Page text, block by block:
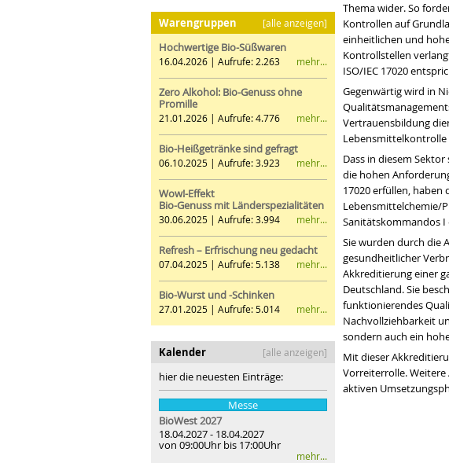
Warengruppen [alle anzeigen]
Hochwertige Bio-Süßwaren
16.04.2026 | Aufrufe: 2.263 mehr...
Zero Alkohol: Bio-Genuss ohne
Promille
21.01.2026 | Aufrufe: 4.776 mehr...
Bio-Heißgetränke sind gefragt
06.10.2025 | Aufrufe: 3.923 mehr...
Wow!-Effekt
Bio-Genuss mit Länderspezialitäten
30.06.2025 | Aufrufe: 3.994 mehr...
Refresh – Erfrischung neu gedacht
07.04.2025 | Aufrufe: 5.138 mehr...
Bio-Wurst und -Schinken
27.01.2025 | Aufrufe: 5.014 mehr...
Kalender [alle anzeigen]
hier die neuesten Einträge:
Messe
BioWest 2027
18.04.2027 - 18.04.2027
von 09:00Uhr bis 17:00Uhr
mehr...
Thema wider. So
Kontrollen auf
einheitlichen und
Kontrollstellen
ISO/IEC 17020
Gegenwärtig wird in
Vertrauensbildung
Dass in diesem
die hohen
17020 erfüllen, haben
Lebensmittelchemie/
Sanitätskommandos I
Sie wurden durch die
gesundheitlicher
Akkreditierung einer
Deutschland. Sie
funktionierendes
Nachvollziehbarkeit
sondern auch ein
Mit dieser
Vorreiterrolle.
aktiven